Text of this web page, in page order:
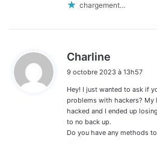
chargement…
Charline
t
:
9 octobre 2023 à 13h57
Hey! I just wanted to ask if
problems with hackers?
hacked and I ended up
to no back up.
Do you have any methods